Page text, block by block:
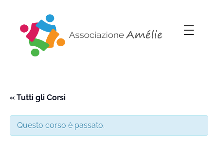
« Tutti gli Corsi
Questo corso è passato.